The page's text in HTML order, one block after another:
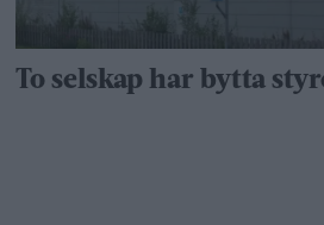
vinduer
To selskap har bytta